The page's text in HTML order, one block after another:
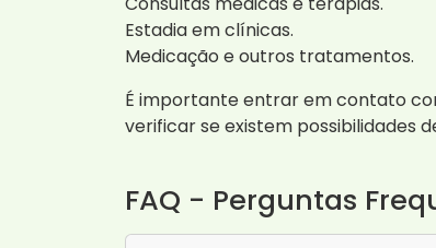
Estadia em clínicas.
Medicação e outros tratamentos.
É importante entrar em contato
verificar se existem possibilidades
FAQ - Perguntas